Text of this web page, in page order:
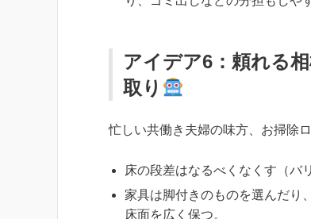
アイデア6：頼れる
取り
忙しい共働き夫婦の味方、お掃除
床の段差はなるべくなくす（バ
家具は脚付きのものを選んだり
床面を広く保つ。